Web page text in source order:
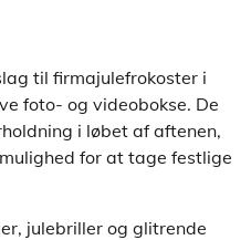
til firmajulefrokoster i
foto- og videobokse. De
i løbet af aftenen,
for at tage festlige
julebriller og glitrende